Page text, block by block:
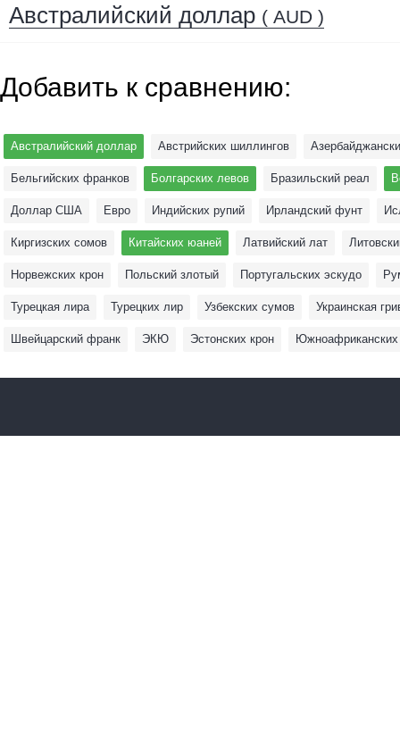
Австралийский доллар ( AUD )
Добавить к сравнению:
Австралийский доллар Австрийских шиллингов
Бельгийских франков Болгарских левов Бразильский реал
Доллар США Евро Индийских рупий Ирландский фунт
Киргизских сомов Китайских юаней Латвийский лат
Норвежских крон Польский злотый Португальских эскудо
Турецкая лира Турецких лир Узбекских сумов Украинская
Швейцарский франк ЭКЮ Эстонских крон Южноафриканских